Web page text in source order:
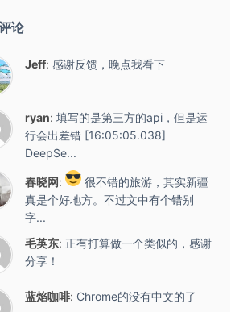
论
Jeff: 感谢反馈，晚点我看下
ryan: 填写的是第三方的api，但是运
行会出差错 [16:05:05.038]
DeepSe...
春晓网:
很不错的旅游，其实新疆
真是个好地方。不过文中有个错别
字...
毛英东: 正有打算做一个类似的，感谢
分享！
蓝焰咖啡: Chrome的没有中文的了